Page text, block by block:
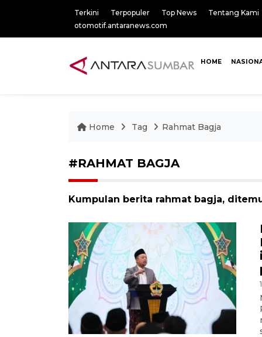
Terkini Terpopuler Top News
Tentang Kami
otomotif.antaranews.com
HOME
Home Tag Rahmat Bagja
#RAHMAT BAGJA
Kumpulan berita rahmat bagja,